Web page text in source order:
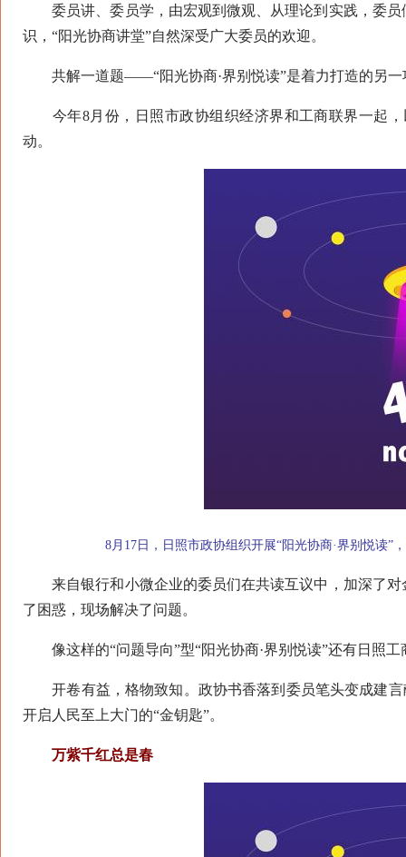
委员讲、委员学，由宏观到微观、从理论到实践，委员
识，“阳光协商讲堂”自然深受广大委员的欢迎。
共解一道题——“阳光协商·界别悦读”是着力打造的另一
今年8月份，日照市政协组织经济界和工商联界一起，
动。
8月17日，日照市政协组织开展“阳光协商·界别悦读”
来自银行和小微企业的委员们在共读互议中，加深了对
了困惑，现场解决了问题。
像这样的“问题导向”型“阳光协商·界别悦读”还有日照工
开卷有益，格物致知。政协书香落到委员笔头变成建言
开启人民至上大门的“金钥匙”。
万紫千红总是春